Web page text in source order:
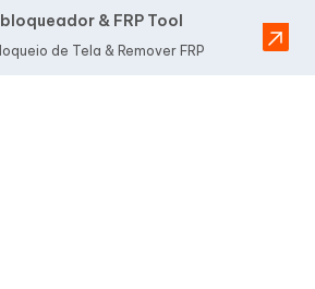
& FRP Tool
de Tela & Remover FRP